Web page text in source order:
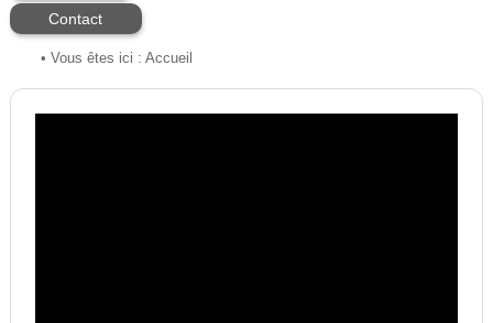
Contact
• Vous êtes ici : Accueil